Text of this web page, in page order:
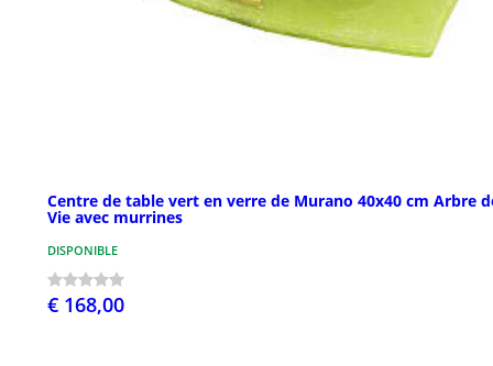
Centre de table vert en verre de Murano 40x40 cm Arbre
Vie avec murrines
DISPONIBLE
€ 168,00